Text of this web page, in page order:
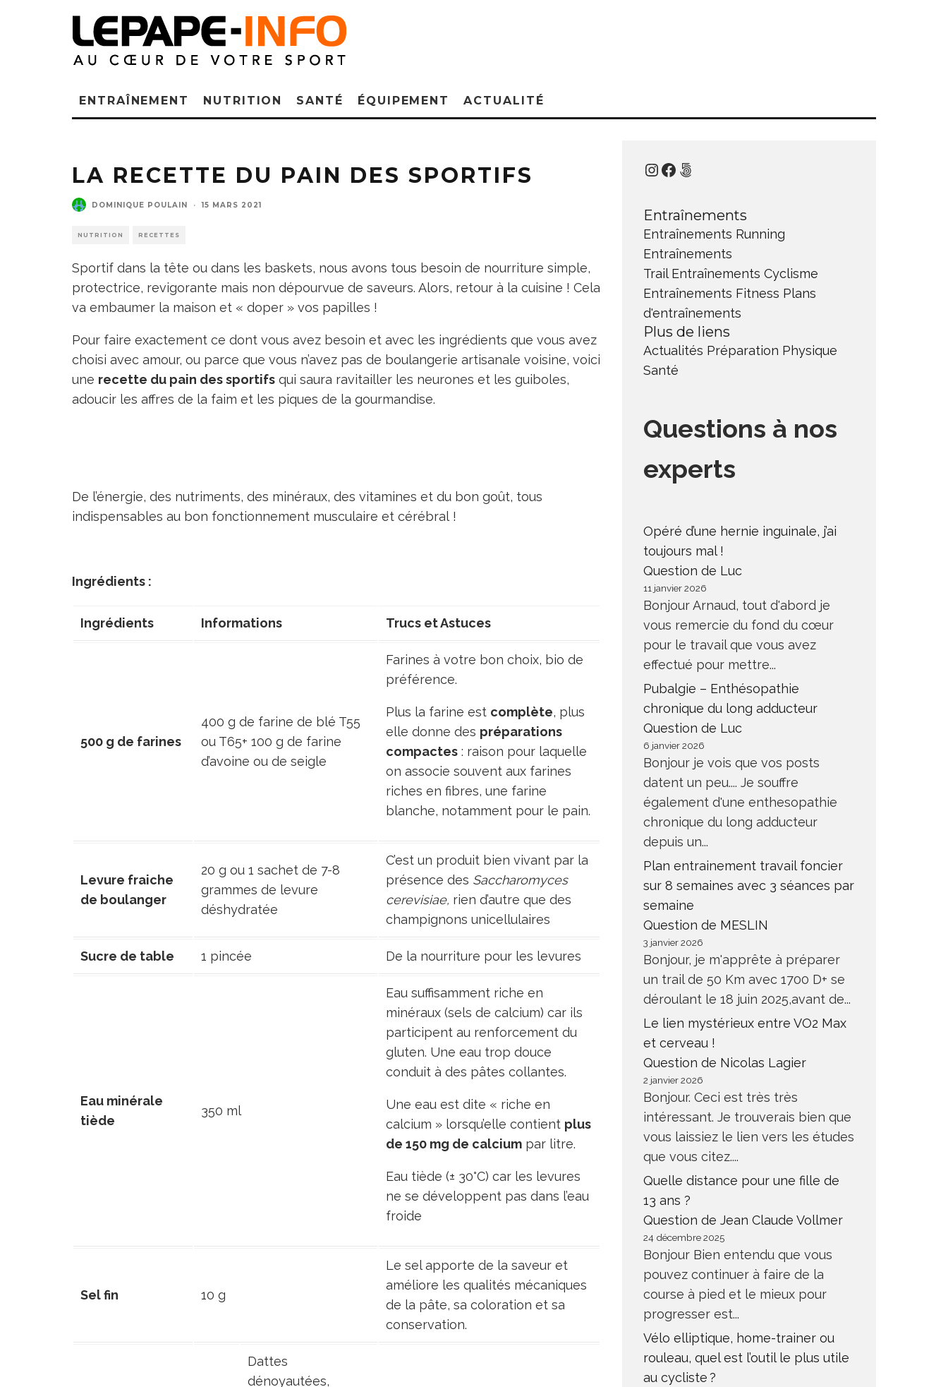
ENTRAÎNEMENT NUTRITION SANTÉ ÉQUIPEMENT ACTUALITÉ
LA RECETTE DU PAIN DES SPORTIFS
DOMINIQUE POULAIN · 15 MARS 2021
NUTRITION RECETTES
Sportif dans la tête ou dans les baskets, nous avons tous besoin de nourriture simple,
protectrice, revigorante mais non dépourvue de saveurs. Alors, retour à la cuisine ! Cela
va embaumer la maison et « doper » vos papilles !
Pour faire exactement ce dont vous avez besoin et avec les ingrédients que vous avez
choisi avec amour, ou parce que vous n’avez pas de boulangerie artisanale voisine, voici
une recette du pain des sportifs qui saura ravitailler les neurones et les guiboles,
adoucir les affres de la faim et les piques de la gourmandise.
De l’énergie, des nutriments, des minéraux, des vitamines et du bon goût, tous
indispensables au bon fonctionnement musculaire et cérébral !
Ingrédients :
Ingrédients Informations Trucs et Astuces
500 g de farines
400 g de farine de blé T55
ou T65+ 100 g de farine
d’avoine ou de seigle
Farines à votre bon choix, bio de
préférence.
Plus la farine est complète, plus
elle donne des préparations
compactes : raison pour laquelle
on associe souvent aux farines
riches en fibres, une farine
blanche, notamment pour le pain.
Levure fraiche
de boulanger
20 g ou 1 sachet de 7-8
grammes de levure
déshydratée
C’est un produit bien vivant par la
présence des Saccharomyces
cerevisiae, rien d’autre que des
champignons unicellulaires
Sucre de table 1 pincée De la nourriture pour les levures
Eau minérale
tiède
350 ml
Eau suffisamment riche en
minéraux (sels de calcium) car ils
participent au renforcement du
gluten. Une eau trop douce
conduit à des pâtes collantes.
Une eau est dite « riche en
calcium » lorsqu’elle contient plus
de 150 mg de calcium par litre.
Eau tiède (± 30°C) car les levures
ne se développent pas dans l’eau
froide
Sel fin 10 g
Le sel apporte de la saveur et
améliore les qualités mécaniques
de la pâte, sa coloration et sa
conservation.
Dattes
dénoyautées,
Instagram
Facebook
500px
Entraînements
Entraînements Running
Entraînements
Trail Entraînements Cyclisme
Entraînements Fitness Plans
d'entraînements
Plus de liens
Actualités Préparation Physique
Santé
Questions à nos
experts
Opéré d’une hernie inguinale, j’ai
toujours mal !
Question de Luc
11 janvier 2026
Bonjour Arnaud, tout d'abord je
vous remercie du fond du cœur
pour le travail que vous avez
effectué pour mettre...
Pubalgie – Enthésopathie
chronique du long adducteur
Question de Luc
6 janvier 2026
Bonjour je vois que vos posts
datent un peu.... Je souffre
également d'une enthesopathie
chronique du long adducteur
depuis un...
Plan entrainement travail foncier
sur 8 semaines avec 3 séances par
semaine
Question de MESLIN
3 janvier 2026
Bonjour, je m'apprête à préparer
un trail de 50 Km avec 1700 D+ se
déroulant le 18 juin 2025,avant de...
Le lien mystérieux entre VO2 Max
et cerveau !
Question de Nicolas Lagier
2 janvier 2026
Bonjour. Ceci est très très
intéressant. Je trouverais bien que
vous laissiez le lien vers les études
que vous citez....
Quelle distance pour une fille de
13 ans ?
Question de Jean Claude Vollmer
24 décembre 2025
Bonjour Bien entendu que vous
pouvez continuer à faire de la
course à pied et le mieux pour
progresser est...
Vélo elliptique, home-trainer ou
rouleau, quel est l’outil le plus utile
au cycliste ?